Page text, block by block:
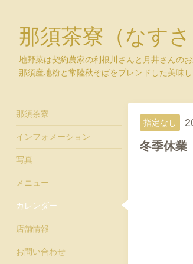
那須茶寮（なす
地野菜は契約農家の利根川さんと月井さんのお
那須産地粉と常陸秋そばをブレンドした美味
指定なし
冬季休業
那須茶寮
インフォメーション
写真
メニュー
カレンダー
店舗情報
お問い合わせ